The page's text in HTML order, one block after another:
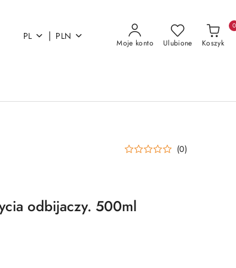
PL | PLN
Moje konto Ulubione Koszyk
0
(0)
odbijaczy. 500ml